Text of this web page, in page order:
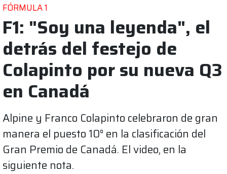
FÓRMULA 1
F1: "Soy una leyenda", el
detrás del festejo de
Colapinto por su nueva Q3
en Canadá
Alpine y Franco Colapinto celebraron de gran
manera el puesto 10° en la clasificación del
Gran Premio de Canadá. El video, en la
siguiente nota.